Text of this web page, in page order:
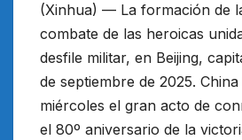
(Xinhua) — La formación de
combate de las heroicas
desfile militar, en Beijing,
de septiembre de 2025.
miércoles el gran acto de
el 80º aniversario de la